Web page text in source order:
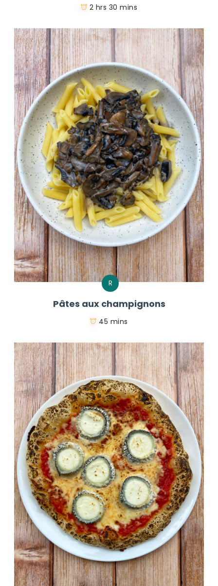
2 hrs 30 mins
R
Pâtes aux champignons
45 mins